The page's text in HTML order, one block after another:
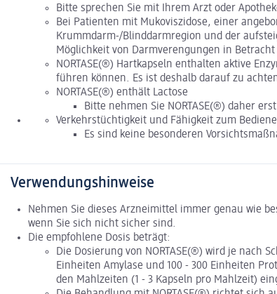
Bitte sprechen Sie mit Ihrem Arzt oder
Bei Patienten mit Mukoviszidose, einer
Krummdarm-/Blinddarmregion und der
Möglichkeit von Darmverengungen in Betracht
NORTASE(®) Hartkapseln enthalten aktive
führen können. Es ist deshalb darauf zu
NORTASE(®) enthält Lactose
Bitte nehmen Sie NORTASE(®) daher
Verkehrstüchtigkeit und Fähigkeit zum
Es sind keine besonderen
Verwendungshinweise
Nehmen Sie dieses Arzneimittel immer genau wie
wenn Sie sich nicht sicher sind.
Die empfohlene Dosis beträgt:
Die Dosierung von NORTASE(®) wird je nach
Einheiten Amylase und 100 - 300 Einheiten
den Mahlzeiten (1 - 3 Kapseln pro Mahlzeit)